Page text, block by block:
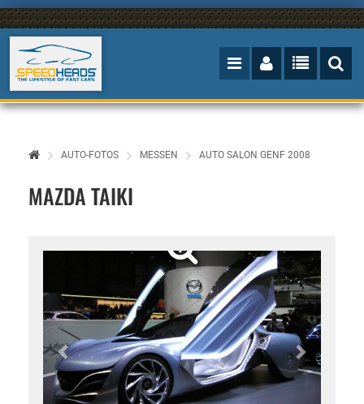
AUTO-FOTOS MESSEN AUTO SALON GENF 2008
MAZDA TAIKI